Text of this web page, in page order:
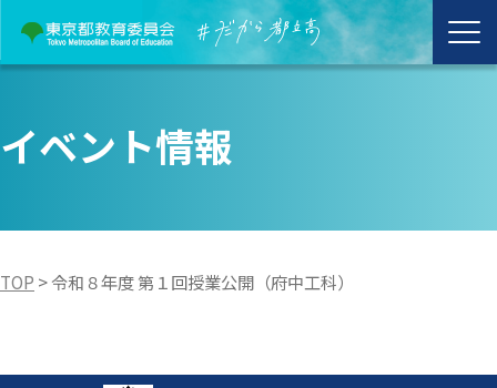
イベント情報
TOP >令和８年度 第１回授業公開（府中工科）